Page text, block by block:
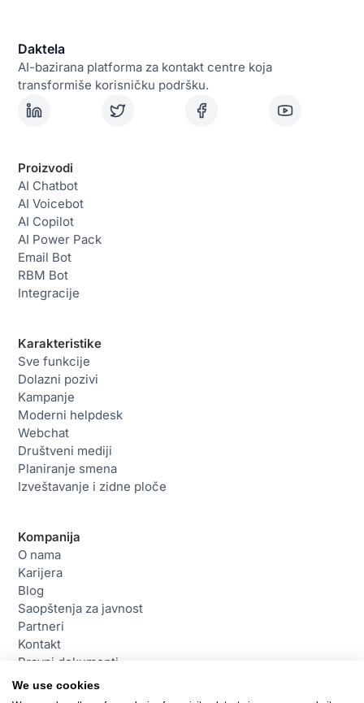
Daktela
AI-bazirana platforma za kontakt centre koja
transformiše korisničku podršku.
Proizvodi
AI Chatbot
AI Voicebot
AI Copilot
AI Power Pack
Email Bot
RBM Bot
Integracije
Karakteristike
Sve funkcije
Dolazni pozivi
Kampanje
Moderni helpdesk
Webchat
Društveni mediji
Planiranje smena
Izveštavanje i zidne ploče
Kompanija
O nama
Karijera
Blog
Saopštenja za javnost
Partneri
Kontakt
Pravni dokumenti
We use cookies